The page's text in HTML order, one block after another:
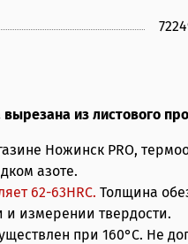
из листового
Ножинск PRO,
азоте.
62-63HRС. Толщина
измерении твердости.
при 160°С. Не